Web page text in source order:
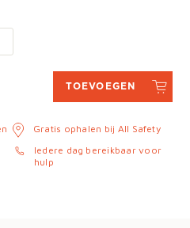
TOEVOEGEN
Gratis ophalen bij All Safety
Iedere dag bereikbaar voor
hulp